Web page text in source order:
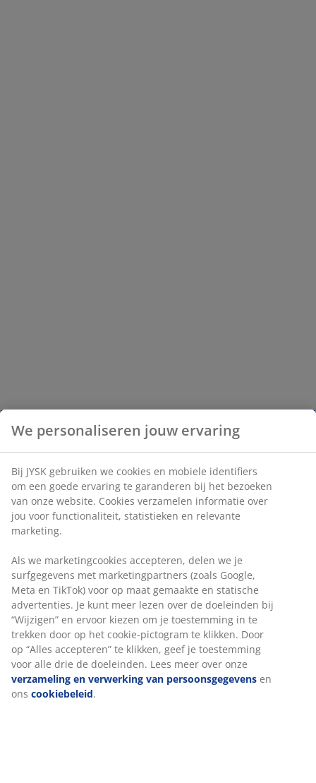
We personaliseren jouw ervaring
Bij JYSK gebruiken we cookies en mobiele identifiers
om een goede ervaring te garanderen bij het bezoeken
van onze website. Cookies verzamelen informatie over
jou voor functionaliteit, statistieken en relevante
marketing.
Als we marketingcookies accepteren, delen we je
surfgegevens met marketingpartners (zoals Google,
Meta en TikTok) voor op maat gemaakte en statische
advertenties. Je kunt meer lezen over de doeleinden bij
“Wijzigen” en ervoor kiezen om je toestemming in te
trekken door op het cookie-pictogram te klikken. Door
op “Alles accepteren” te klikken, geef je toestemming
voor alle drie de doeleinden. Lees meer over onze
verzameling en verwerking van persoonsgegevens en
ons cookiebeleid.